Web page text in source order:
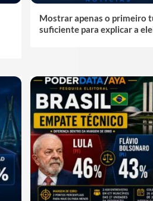
Mostrar apenas o primeiro
suficiente para explicar a